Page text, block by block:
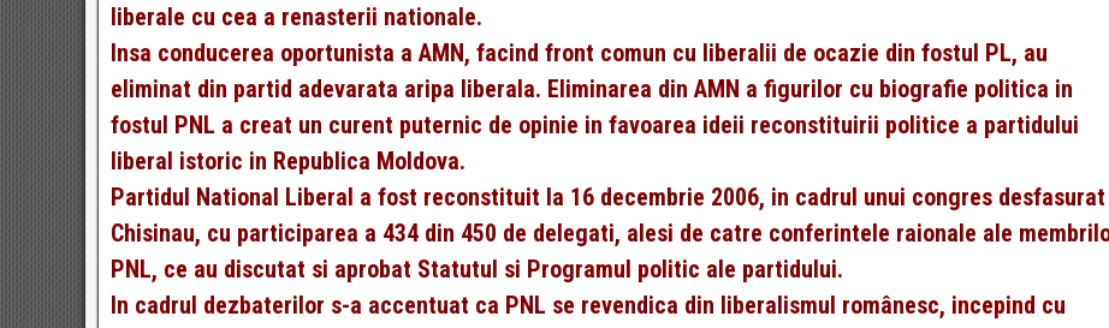
liberale cu cea a renasterii nationale.
Insa conducerea oportunista a AMN, facind front comun cu liberalii de ocazie din fostul PL, au
eliminat din partid adevarata aripa liberala. Eliminarea din AMN a figurilor cu biografie politica in
fostul PNL a creat un curent puternic de opinie in favoarea ideii reconstituirii politice a partidului
liberal istoric in Republica Moldova.
Partidul National Liberal a fost reconstituit la 16 decembrie 2006, in cadrul unui congres
Chisinau, cu participarea a 434 din 450 de delegati, alesi de catre conferintele raionale ale
PNL, ce au discutat si aprobat Statutul si Programul politic ale partidului.
In cadrul dezbaterilor s-a accentuat ca PNL se revendica din liberalismul românesc, incepind cu